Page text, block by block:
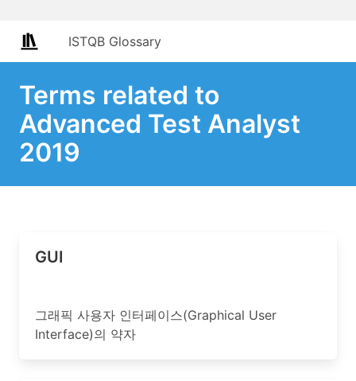
ISTQB Glossary
Terms related to
Advanced Test Analyst
2019
GUI
그래픽 사용자 인터페이스(Graphical User
Interface)의 약자